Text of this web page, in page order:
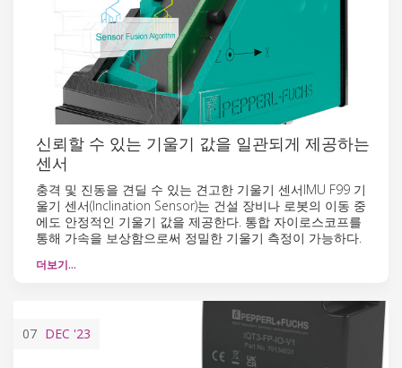
신뢰할 수 있는 기울기 값을 일관되게 제공하는
센서
충격 및 진동을 견딜 수 있는 견고한 기울기 센서IMU F99 기
울기 센서(Inclination Sensor)는 건설 장비나 로봇의 이동 중
에도 안정적인 기울기 값을 제공한다. 통합 자이로스코프를
통해 가속을 보상함으로써 정밀한 기울기 측정이 가능하다.
더보기…
07 DEC '23